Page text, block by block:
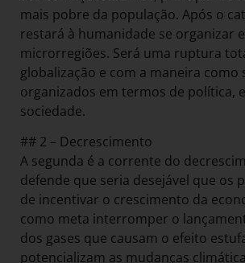
mais pobre da população. Após o
restará à humanidade se organizar
microrregiões. Será uma ruptura
globalização e com a maneira como
organizados em termos de política,
sociedade.
## 2 – Decrescimento
A segunda é a corrente do
defende que seria desejável que os
de incentivar o crescimento da
como meta interromper o
dos gases que causam o efeito
potencializam as mudanças